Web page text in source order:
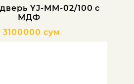
YJ-MM-02/100 с
МДФ
3100000 сум